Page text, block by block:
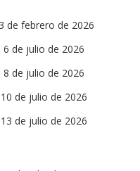
de febrero de 2026
6 de julio de 2026
8 de julio de 2026
10 de julio de 2026
13 de julio de 2026